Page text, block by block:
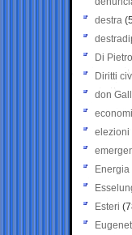
destra
Di Pietro
Diritti
don
elezioni
Energia
Esteri